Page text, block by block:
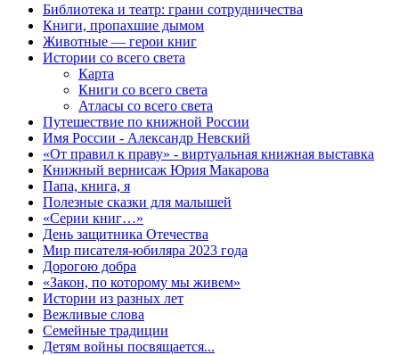
Библиотека и театр: грани сотрудничества
Книги, пропахшие дымом
Животные — герои книг
Истории со всего света
Карта
Книги со всего света
Атласы со всего света
Путешествие по книжной России
Имя России - Александр Невский
«От правил к праву» - виртуальная книжная выставка
Книжный вернисаж Юрия Макарова
Папа, книга, я
Полезные сказки для малышей
«Серии книг…»
День защитника Отечества
Мир писателя-юбиляра 2023 года
Дорогою добра
«Закон, по которому мы живем»
Истории из разных лет
Вежливые слова
Семейные традиции
Детям войны посвящается...